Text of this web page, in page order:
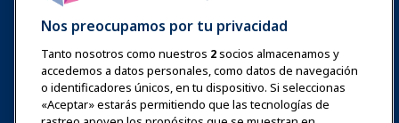
Siga nuestras redes sociales para conocer historias
auténticas, momentos especiales y los entresijos del
mundo de las atracciones.
Nos preocupamos por tu privacidad
Tanto nosotros como nuestros 2socios almacenamos y
accedemos a datos personales, como datos de navegación
o identificadores únicos, en tu dispositivo. Si seleccionas
«Aceptar» estarás permitiendo que las tecnologías de